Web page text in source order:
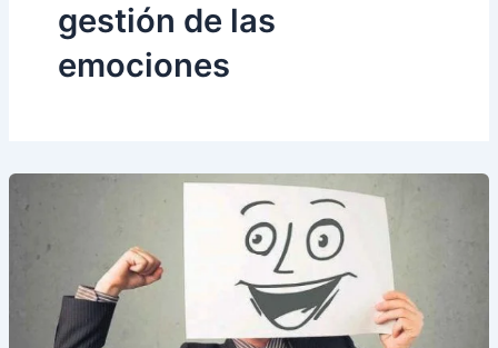
gestión de las
emociones